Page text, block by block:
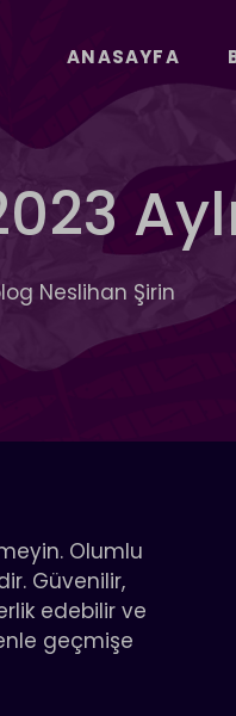
ANASAYFA
Neslihan Şirin
Olumlu
Güvenilir,
edebilir ve
geçmişe